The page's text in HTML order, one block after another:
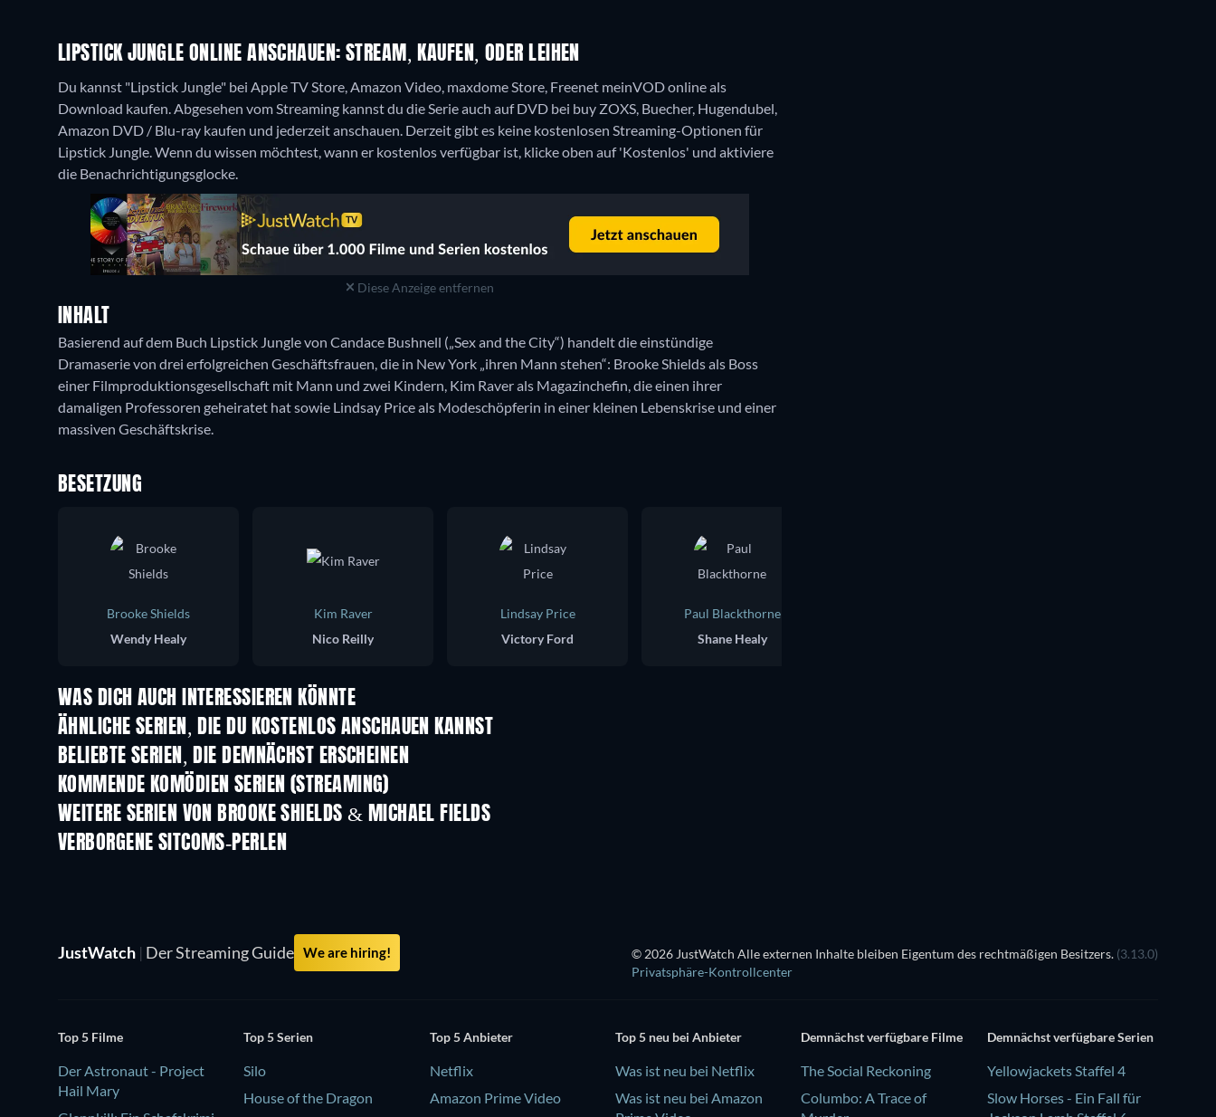
LIPSTICK JUNGLE ONLINE ANSCHAUEN: STREAM, KAUFEN, ODER LEIHEN
Du kannst "Lipstick Jungle" bei Apple TV Store, Amazon Video, maxdome Store, Freenet meinVOD online als
Download kaufen. Abgesehen vom Streaming kannst du die Serie auch auf DVD bei buy ZOXS, Buecher, Hugendubel,
Amazon DVD / Blu-ray kaufen und jederzeit anschauen. Derzeit gibt es keine kostenlosen Streaming-Optionen für
Lipstick Jungle. Wenn du wissen möchtest, wann er kostenlos verfügbar ist, klicke oben auf 'Kostenlos' und aktiviere
die Benachrichtigungsglocke.
Diese Anzeige entfernen
INHALT
Basierend auf dem Buch Lipstick Jungle von Candace Bushnell („Sex and the City“) handelt die einstündige
Dramaserie von drei erfolgreichen Geschäftsfrauen, die in New York „ihren Mann stehen“: Brooke Shields als Boss
einer Filmproduktionsgesellschaft mit Mann und zwei Kindern, Kim Raver als Magazinchefin, die einen ihrer
damaligen Professoren geheiratet hat sowie Lindsay Price als Modeschöpferin in einer kleinen Lebenskrise und einer
massiven Geschäftskrise.
BESETZUNG
Brooke Shields
Wendy Healy
Kim Raver
Nico Reilly
Lindsay Price
Victory Ford
Paul Blackthorne
Shane Healy
WAS DICH AUCH INTERESSIEREN KÖNNTE
Serie
ÄHNLICHE SERIEN, DIE DU KOSTENLOS ANSCHAUEN KANNST
Serie Serie
BELIEBTE SERIEN, DIE DEMNÄCHST ERSCHEINEN
Serie Serie
KOMMENDE KOMÖDIEN SERIEN (STREAMING)
Staffel 6 Staffel 2
WEITERE SERIEN VON BROOKE SHIELDS & MICHAEL FIELDS
Serie Serie
VERBORGENE SITCOMS-PERLEN
Serie
JustWatch | Der Streaming Guide We are hiring! © 2026 JustWatch Alle externen Inhalte bleiben Eigentum des rechtmäßigen Besitzers. (3.13.0)
Privatsphäre-Kontrollcenter
Top 5 Filme
Der Astronaut - Project
Hail Mary
Top 5 Serien
Silo
House of the Dragon
Top 5 Anbieter
Netflix
Amazon Prime Video
Top 5 neu bei Anbieter
Was ist neu bei Netflix
Was ist neu bei Amazon
Demnächst verfügbare Filme
The Social Reckoning
Columbo: A Trace of
Demnächst verfügbare Serien
Yellowjackets Staffel 4
Slow Horses - Ein Fall für